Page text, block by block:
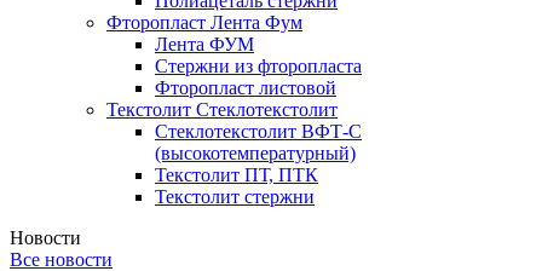
Фторопласт Лента Фум
Лента ФУМ
Стержни из фторопласта
Фторопласт листовой
Текстолит Стеклотекстолит
Стеклотекстолит ВФТ-С
(высокотемпературный)
Текстолит ПТ, ПТК
Текстолит стержни
Новости
Все новости